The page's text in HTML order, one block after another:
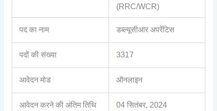
(RRC/WCR)
पद का नाम डब्ल्यूसीआर अपरेंटिस
पदों की संख्या 3317
आवेदन मोड ऑनलाइन
आवेदन करने की अंतिम तिथि 04 सितंबर, 2024